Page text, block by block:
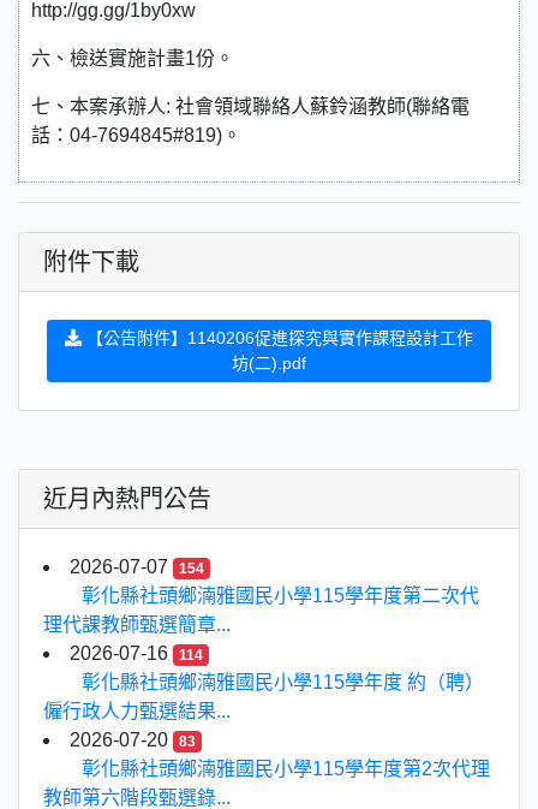
http://gg.gg/1by0xw
六、檢送實施計畫1份。
七、本案承辦人: 社會領域聯絡人蘇鈴涵教師(聯絡電
話：04-7694845#819)。
附件下載
【公告附件】1140206促進探究與實作課程設計工作
坊(二).pdf
近月內熱門公告
2026-07-07 154
彰化縣社頭鄉湳雅國民小學115學年度第二次代
理代課教師甄選簡章...
2026-07-16
114
彰化縣社頭鄉湳雅國民小學115學年度 約（聘）
僱行政人力甄選結果...
2026-07-20
83
彰化縣社頭鄉湳雅國民小學115學年度第2次代理
教師第六階段甄選錄...